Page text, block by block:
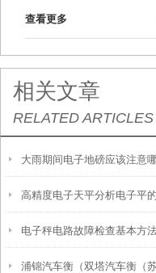
查看更多
相关文章
RELATED ARTICLES
大雨期间电子地磅应该注意
题？
高精度电子天平分析电子平
性及使用注意事项
电子秤电路故障检查基本方
浦锦汽车衡（双塔汽车衡（